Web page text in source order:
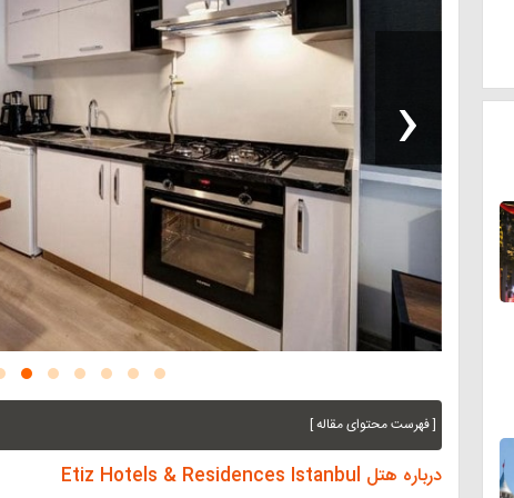
‹
[ فهرست محتوای مقاله ]
درباره هتل Etiz Hotels & Residences Istanbul